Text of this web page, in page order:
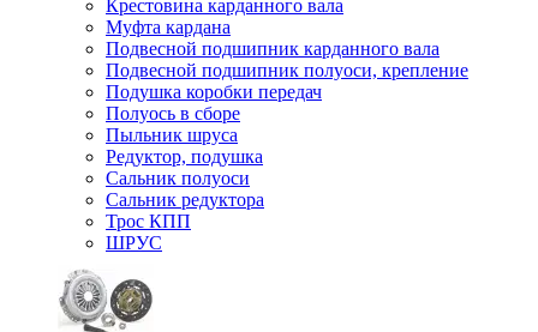
Крестовина карданного вала
Муфта кардана
Подвесной подшипник карданного вала
Подвесной подшипник полуоси, крепление
Подушка коробки передач
Полуось в сборе
Пыльник шруса
Редуктор, подушка
Сальник полуоси
Сальник редуктора
Трос КПП
ШРУС